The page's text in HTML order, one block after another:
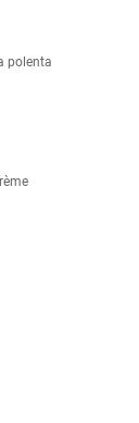
polenta